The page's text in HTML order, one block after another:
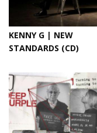
KENNY G | NEW
STANDARDS (CD)